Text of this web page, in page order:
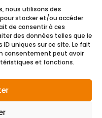
nous utilisons des
stocker et/ou accéder
de consentir à ces
des données telles que le
uniques sur ce site. Le fait
consentement peut avoir
et fonctions.